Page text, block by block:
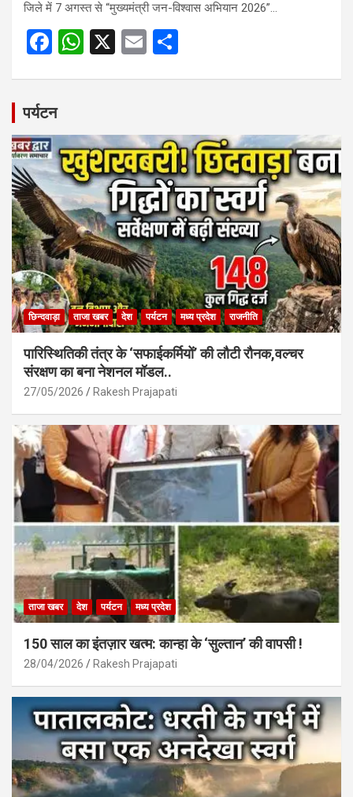
जिले में 7 अगस्त से “मुख्यमंत्री जन-विश्वास अभियान 2026”…
F
b
o
o
k
W
A
p
p
X
E
पर्यटन
छिन्दवाड़ा ताजा खबर देश पर्यटन मध्य प्रदेश राजनीति
पारिस्थितिकी तंत्र के ‘सफाईकर्मियों’ की लौटी रौनक,वल्चर
संरक्षण का बना नेशनल मॉडल..
27/05/2026 Rakesh Prajapati
ताजा खबर देश पर्यटन मध्य प्रदेश
150 साल का इंतज़ार खत्म: कान्हा के ‘सुल्तान’ की वापसी !
28/04/2026 Rakesh Prajapati